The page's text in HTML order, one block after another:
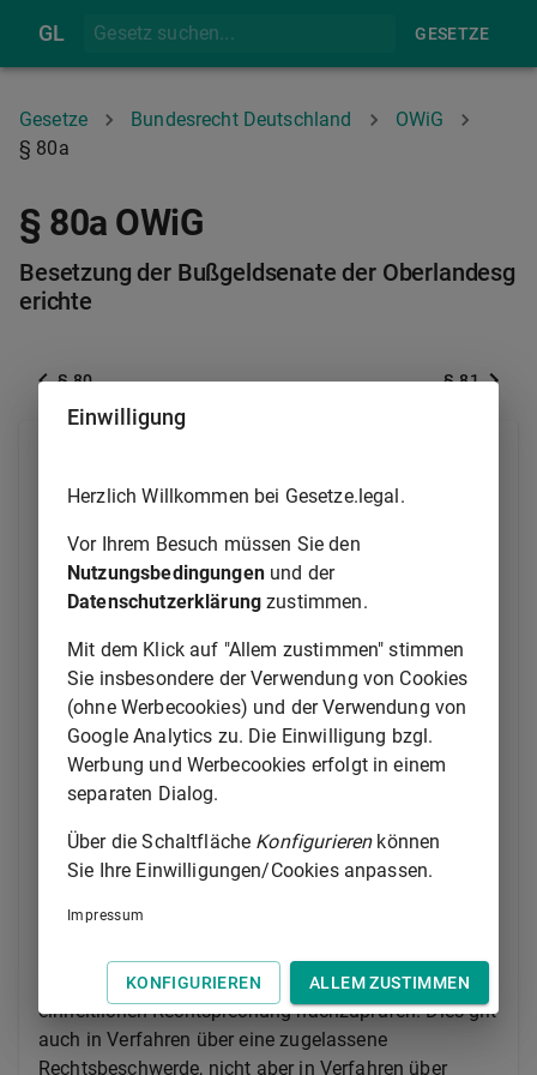
GL GESETZE
Gesetze Bundesrecht Deutschland
OWiG
§ 80a
§ 80a OWiG
Besetzung der Bußgeldsenate der Oberlandesg
erichte
§ 80 § 81
mit einem Richter besetzt, soweit nichts anderes
(2) Die Bußgeldsenate der Oberlandesgerichte sind
mit drei Richtern einschließlich des Vorsitzenden
besetzt in Verfahren über Rechtsbeschwerden in den
§ 79 Abs. 1 Satz 1 bezeichneten Fällen, wenn
eine Geldbuße von mehr als fünftausend Euro oder
eine Nebenfolge vermögensrechtlicher Art im Wert
von mehr als fünftausend Euro festgesetzt oder
beantragt worden ist. Der Wert einer Geldbuße und
der Wert einer vermögensrechtlichen Nebenfolge
(3) In den in Absatz 1 bezeichneten Fällen überträgt
Besetzung mit drei Richtern, wenn es geboten ist, das
Fortbildung des Rechts oder zur Sicherung einer
einheitlichen Rechtsprechung nachzuprüfen. Dies gilt
auch in Verfahren über eine zugelassene
Rechtsbeschwerde, nicht aber in Verfahren über
Einwilligung
Herzlich Willkommen bei Gesetze.legal.
Vor Ihrem Besuch müssen Sie den
Nutzungsbedingungenund der
Datenschutzerklärung zustimmen.
Mit dem Klick auf "Allem zustimmen" stimmen
Sie insbesondere der Verwendung von Cookies
(ohne Werbecookies) und der Verwendung von
Google Analytics zu. Die Einwilligung bzgl.
Werbung und Werbecookies erfolgt in einem
separaten Dialog.
Über die Schaltfläche Konfigurierenkönnen
Sie Ihre Einwilligungen/Cookies anpassen.
Impressum
KONFIGURIEREN ALLEM ZUSTIMMEN